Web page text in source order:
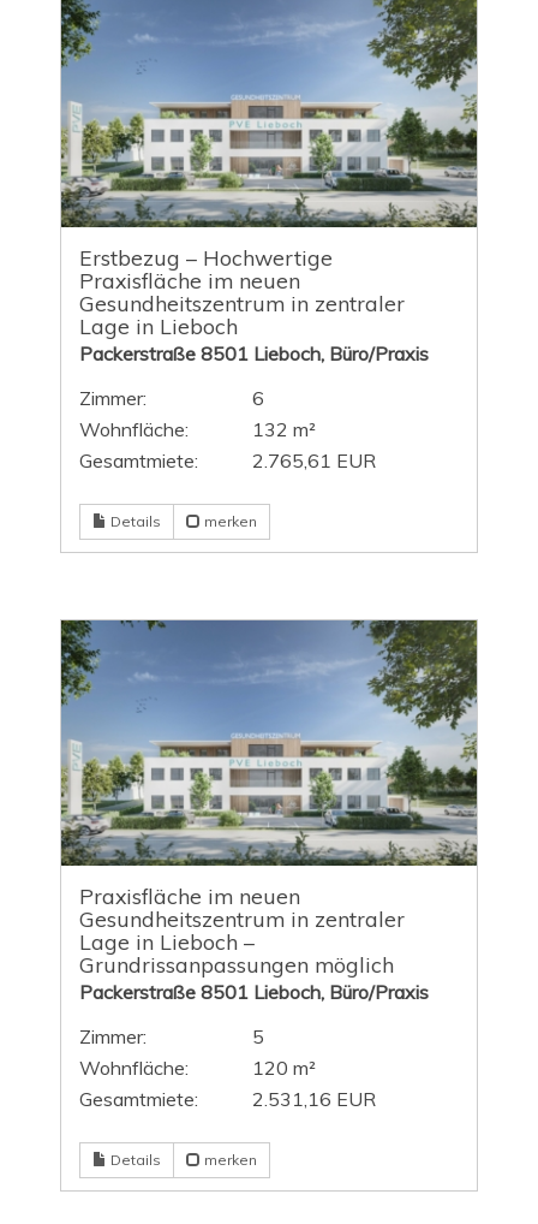
Erstbezug – Hochwertige
Praxisfläche im neuen
Gesundheitszentrum in zentraler
Lage in Lieboch
Packerstraße 8501 Lieboch, Büro/Praxis
Zimmer:
6
Wohnfläche:
132 m²
Gesamtmiete:
2.765,61 EUR
Details merken
Praxisfläche im neuen
Gesundheitszentrum in zentraler
Lage in Lieboch –
Grundrissanpassungen möglich
Packerstraße 8501 Lieboch, Büro/Praxis
Zimmer:
5
Wohnfläche:
120 m²
Gesamtmiete:
2.531,16 EUR
Details merken